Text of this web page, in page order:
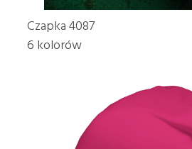
Czapka 4087
6 kolorów